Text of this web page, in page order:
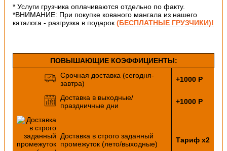
* Услуги грузчика оплачиваются отдельно по факту.
*ВНИМАНИЕ: При покупке кованого мангала из нашего
каталога - разгрузка в подарок (БЕСПЛАТНЫЕ ГРУЗЧИКИ)!
ПОВЫШАЮЩИЕ КОЭФФИЦИЕНТЫ:
Срочная доставка (сегодня-
завтра)
+1000 Р
Доставка в выходные/
праздничные дни
+1000 Р
Доставка в строго заданный
промежуток (лето/выходные)
Тариф х2